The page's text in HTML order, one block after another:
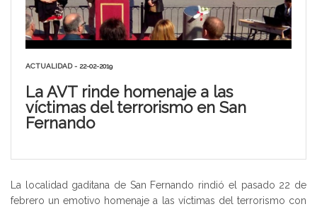
ACTUALIDAD - 22-02-2019
La AVT rinde homenaje a las
víctimas del terrorismo en San
Fernando
La localidad gaditana de San Fernando rindió el pasado 22 de
febrero un emotivo homenaje a las víctimas del terrorismo con